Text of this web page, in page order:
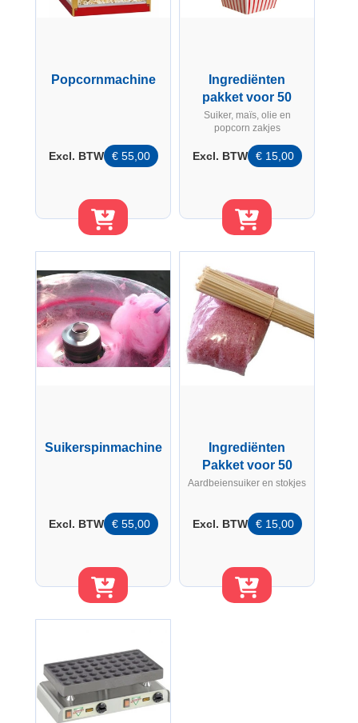
Popcornmachine
€ 55,00
Excl. BTW
Ingrediënten
pakket voor 50
porties popcorn
Suiker, maïs, olie en
popcorn zakjes
€ 15,00
Excl. BTW
Suikerspinmachine
€ 55,00
Excl. BTW
Ingrediënten
Pakket voor 50
Suikerspinnen
Aardbeiensuiker en stokjes
€ 15,00
Excl. BTW